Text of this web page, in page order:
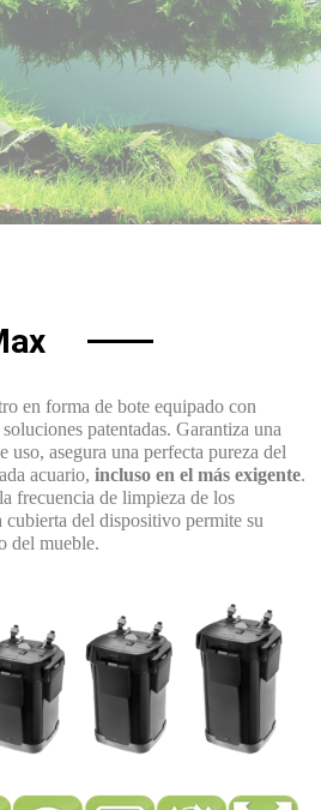
en forma de bote equipado con
patentadas. Garantiza una
uso, asegura una perfecta pureza del
acuario, incluso en el más exigente.
frecuencia de limpieza de los
del dispositivo permite su
del mueble.